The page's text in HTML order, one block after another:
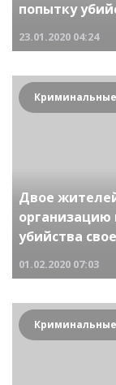
попытку
23.01.2020 04:24
Двое
организацию
убийства
01.02.2020 07:03